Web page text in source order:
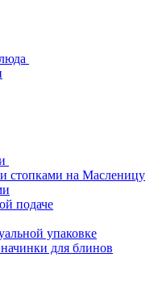
стопками на Масленицу
подаче
упаковке
для блинов